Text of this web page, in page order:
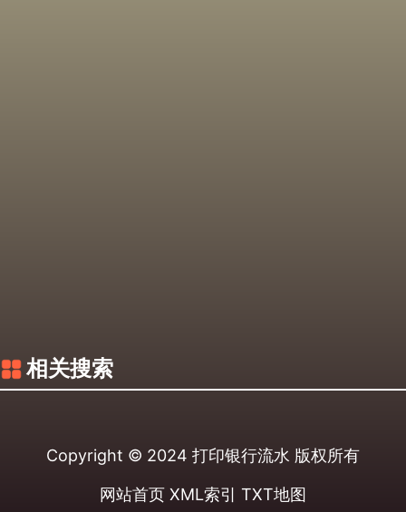
相关搜索
Copyright © 2024 打印银行流水 版权所有
网站首页 XML索引 TXT地图